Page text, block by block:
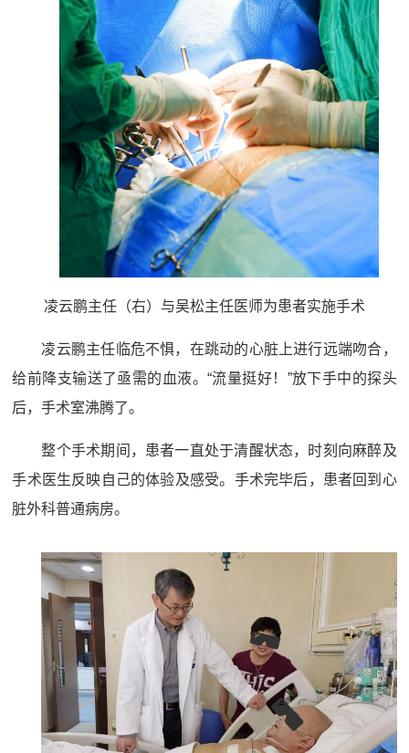
凌云鹏主任（右）与吴松主任医师为患者实施手术
凌云鹏主任临危不惧，在跳动的心脏上进行远端吻合，
给前降支输送了亟需的血液。“流量挺好！”放下手中的探头
后，手术室沸腾了。
整个手术期间，患者一直处于清醒状态，时刻向麻醉及
手术医生反映自己的体验及感受。手术完毕后，患者回到心
脏外科普通病房。